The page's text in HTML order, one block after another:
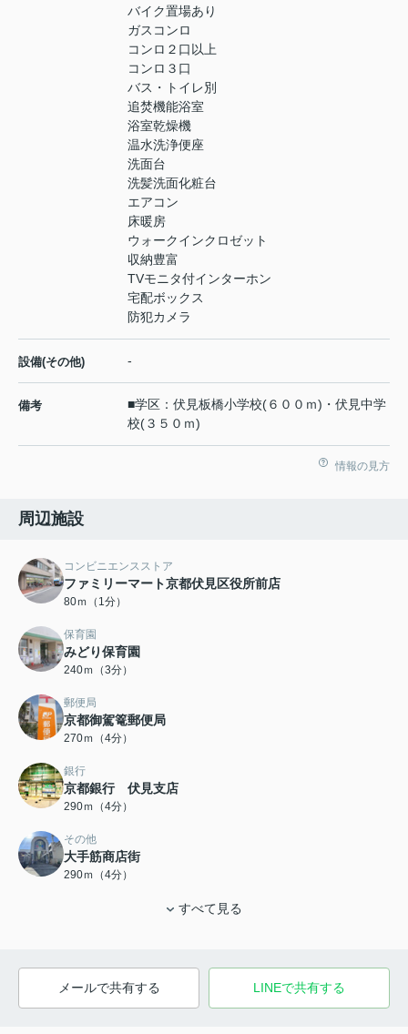
バイク置場あり
ガスコンロ
コンロ２口以上
コンロ３口
バス・トイレ別
追焚機能浴室
浴室乾燥機
温水洗浄便座
洗面台
洗髪洗面化粧台
エアコン
床暖房
ウォークインクロゼット
収納豊富
TVモニタ付インターホン
宅配ボックス
防犯カメラ
設備(その他) -
備考
■学区：伏見板橋小学校(６００ｍ)・伏見中学
校(３５０ｍ)
情報の見方
周辺施設
コンビニエンスストア
ファミリーマート京都伏見区役所前店
80ｍ（1分）
保育園
みどり保育園
240ｍ（3分）
郵便局
京都御駕篭郵便局
270ｍ（4分）
銀行
京都銀行 伏見支店
290ｍ（4分）
その他
大手筋商店街
290ｍ（4分）
すべて見る
メールで共有する LINEで共有する